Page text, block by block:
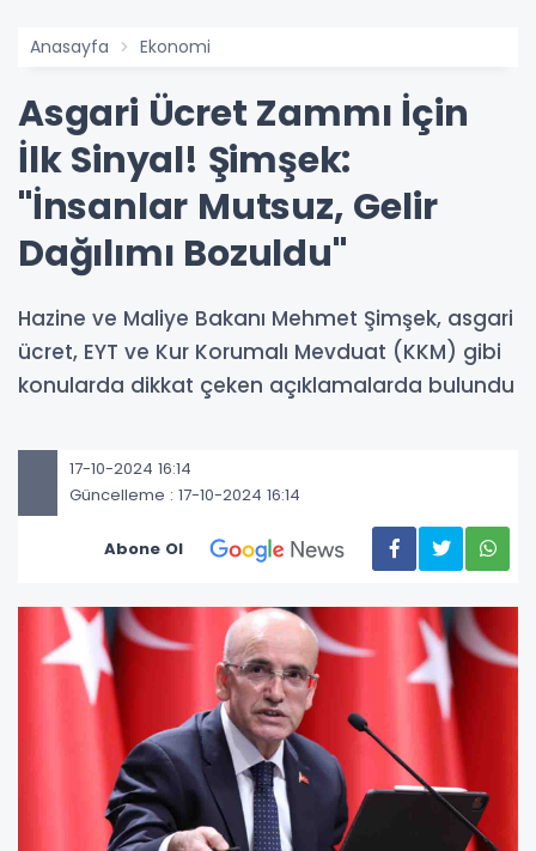
Anasayfa Ekonomi
Asgari Ücret Zammı İçin
İlk Sinyal! Şimşek:
"İnsanlar Mutsuz, Gelir
Dağılımı Bozuldu"
Hazine ve Maliye Bakanı Mehmet Şimşek, asgari
ücret, EYT ve Kur Korumalı Mevduat (KKM) gibi
konularda dikkat çeken açıklamalarda bulundu
17-10-2024 16:14
Güncelleme : 17-10-2024 16:14
Abone Ol